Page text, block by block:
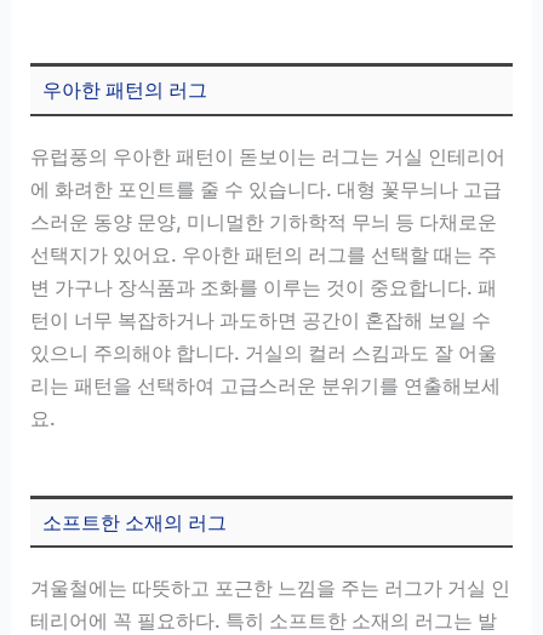
우아한 패턴의 러그
유럽풍의 우아한 패턴이 돋보이는 러그는 거실 인테리어
에 화려한 포인트를 줄 수 있습니다. 대형 꽃무늬나 고급
스러운 동양 문양, 미니멀한 기하학적 무늬 등 다채로운
선택지가 있어요. 우아한 패턴의 러그를 선택할 때는 주
변 가구나 장식품과 조화를 이루는 것이 중요합니다. 패
턴이 너무 복잡하거나 과도하면 공간이 혼잡해 보일 수
있으니 주의해야 합니다. 거실의 컬러 스킴과도 잘 어울
리는 패턴을 선택하여 고급스러운 분위기를 연출해보세
요.
소프트한 소재의 러그
겨울철에는 따뜻하고 포근한 느낌을 주는 러그가 거실 인
테리어에 꼭 필요하다. 특히 소프트한 소재의 러그는 발